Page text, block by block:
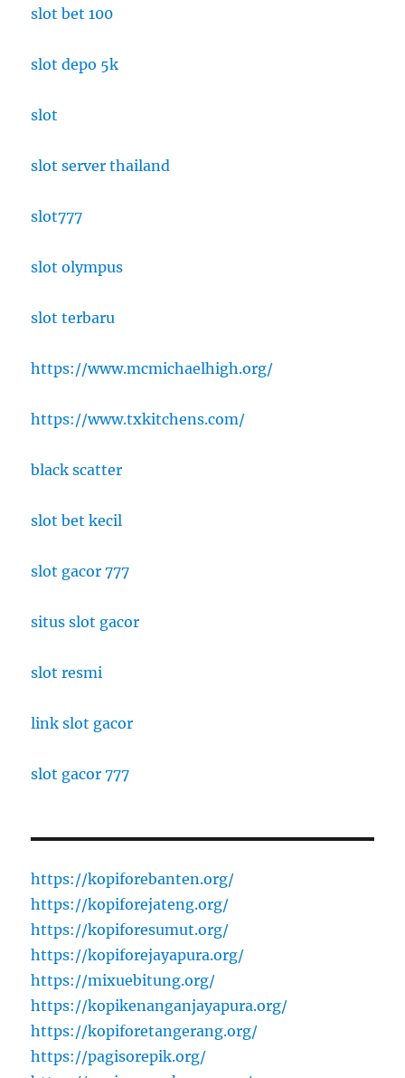
slot bet 100
slot depo 5k
slot
slot server thailand
slot777
slot olympus
slot terbaru
https://www.mcmichaelhigh.org/
https://www.txkitchens.com/
black scatter
slot bet kecil
slot gacor 777
situs slot gacor
slot resmi
link slot gacor
slot gacor 777
https://kopiforebanten.org/
https://kopiforejateng.org/
https://kopiforesumut.org/
https://kopiforejayapura.org/
https://mixuebitung.org/
https://kopikenanganjayapura.org/
https://kopiforetangerang.org/
https://pagisorepik.org/